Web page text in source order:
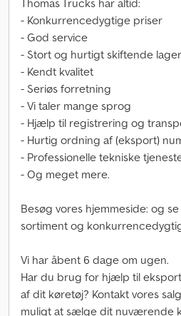
Thomas Trucks har altid:
- Konkurrencedygtige priser
- God service
- Stort og hurtigt skiftende lager
- Kendt kvalitet
- Seriøs forretning
- Vi taler mange sprog
- Hjælp til registrering og
- Hurtig ordning af (eksport)
- Professionelle tekniske
- Og meget mere.
Besøg vores hjemmeside: og
sortiment og
Vi har åbent 6 dage om ugen.
Har du brug for hjælp til
af dit køretøj? Kontakt vores
muligt at sælge dit nuværende